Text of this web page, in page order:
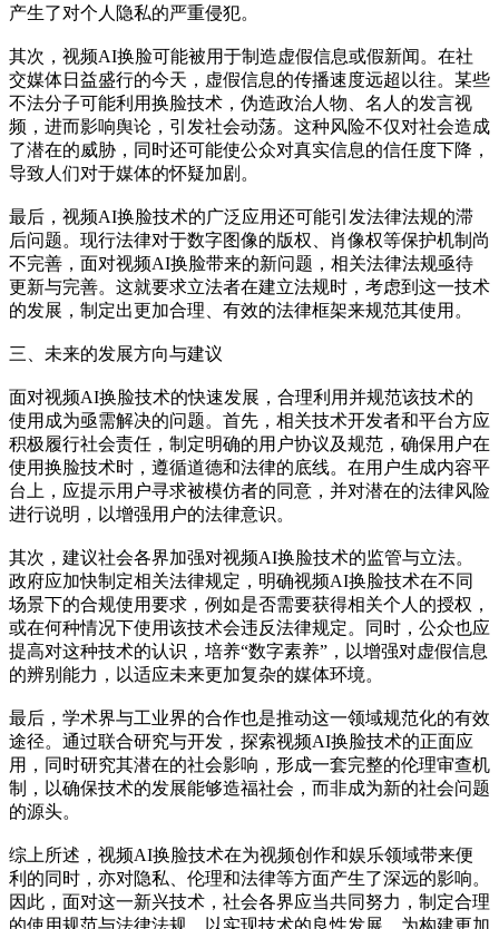
产生了对个人隐私的严重侵犯。
其次，视频AI换脸可能被用于制造虚假信息或假新闻。在社
交媒体日益盛行的今天，虚假信息的传播速度远超以往。某些
不法分子可能利用换脸技术，伪造政治人物、名人的发言视
频，进而影响舆论，引发社会动荡。这种风险不仅对社会造成
了潜在的威胁，同时还可能使公众对真实信息的信任度下降，
导致人们对于媒体的怀疑加剧。
最后，视频AI换脸技术的广泛应用还可能引发法律法规的滞
后问题。现行法律对于数字图像的版权、肖像权等保护机制尚
不完善，面对视频AI换脸带来的新问题，相关法律法规亟待
更新与完善。这就要求立法者在建立法规时，考虑到这一技术
的发展，制定出更加合理、有效的法律框架来规范其使用。
三、未来的发展方向与建议
面对视频AI换脸技术的快速发展，合理利用并规范该技术的
使用成为亟需解决的问题。首先，相关技术开发者和平台方应
积极履行社会责任，制定明确的用户协议及规范，确保用户在
使用换脸技术时，遵循道德和法律的底线。在用户生成内容平
台上，应提示用户寻求被模仿者的同意，并对潜在的法律风险
进行说明，以增强用户的法律意识。
其次，建议社会各界加强对视频AI换脸技术的监管与立法。
政府应加快制定相关法律规定，明确视频AI换脸技术在不同
场景下的合规使用要求，例如是否需要获得相关个人的授权，
或在何种情况下使用该技术会违反法律规定。同时，公众也应
提高对这种技术的认识，培养“数字素养”，以增强对虚假信息
的辨别能力，以适应未来更加复杂的媒体环境。
最后，学术界与工业界的合作也是推动这一领域规范化的有效
途径。通过联合研究与开发，探索视频AI换脸技术的正面应
用，同时研究其潜在的社会影响，形成一套完整的伦理审查机
制，以确保技术的发展能够造福社会，而非成为新的社会问题
的源头。
综上所述，视频AI换脸技术在为视频创作和娱乐领域带来便
利的同时，亦对隐私、伦理和法律等方面产生了深远的影响。
因此，面对这一新兴技术，社会各界应当共同努力，制定合理
的使用规范与法律法规，以实现技术的良性发展，为构建更加